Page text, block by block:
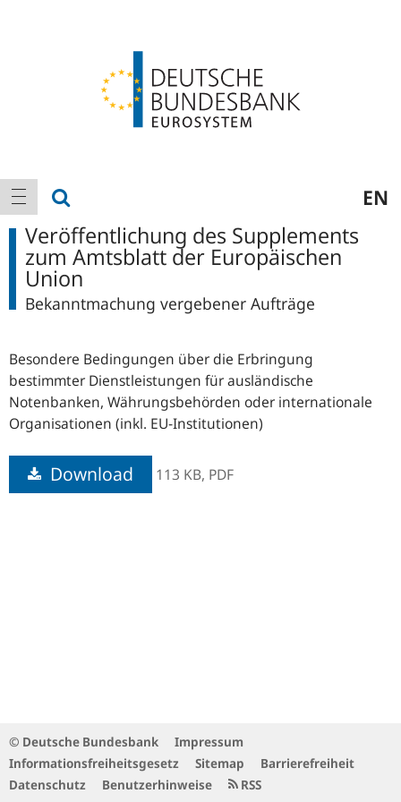
Hauptnavigation
Navigation anzeigen EN
Veröffentlichung des Supplements
zum Amtsblatt der Europäischen
Union
Bekanntmachung vergebener Aufträge
Besondere Bedingungen über die Erbringung
bestimmter Dienstleistungen für ausländische
Notenbanken, Währungsbehörden oder internationale
Organisationen (inkl. EU-Institutionen)
Download 113 KB, PDF
© Deutsche Bundesbank
Impressum
Informationsfreiheitsgesetz
Sitemap
Barrierefreiheit
Datenschutz
Benutzerhinweise RSS